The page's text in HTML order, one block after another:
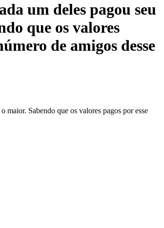
um deles pagou seu
que os valores
de amigos desse
Sabendo que os valores pagos por esse